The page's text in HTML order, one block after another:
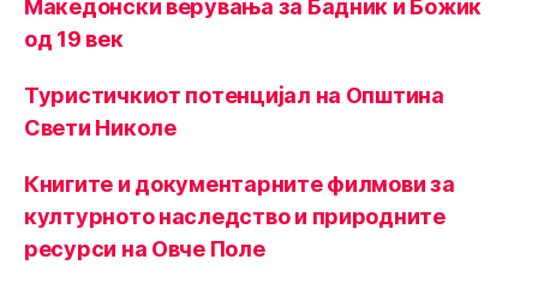
Македонски верувања за Бадник и Божик
од 19 век
Туристичкиот потенцијал на Општина
Свети Николе
Книгите и документарните филмови за
културното наследство и природните
ресурси на Овче Поле